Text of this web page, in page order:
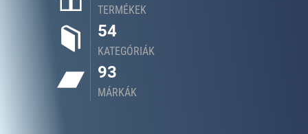
TERMÉKEK
54
KATEGÓRIÁK
93
MÁRKÁK